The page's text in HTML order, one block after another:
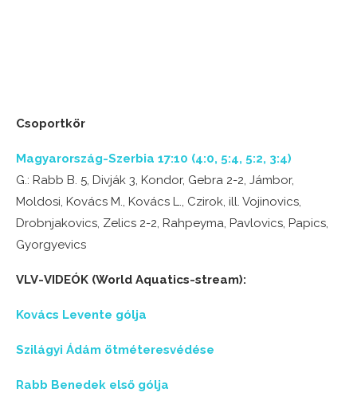
Csoportkör
Magyarország-Szerbia 17:10 (4:0, 5:4, 5:2, 3:4)
G.: Rabb B. 5, Divják 3, Kondor, Gebra 2-2, Jámbor,
Moldosi, Kovács M., Kovács L., Czirok, ill. Vojinovics,
Drobnjakovics, Zelics 2-2, Rahpeyma, Pavlovics, Papics,
Gyorgyevics
VLV-VIDEÓK (World Aquatics-stream):
Kovács Levente gólja
Szilágyi Ádám ötméteresvédése
Rabb Benedek első gólja